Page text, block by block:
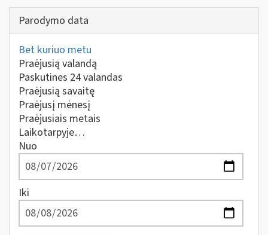
Parodymo data
Bet kuriuo metu
Praėjusią valandą
Paskutines 24 valandas
Praėjusią savaitę
Praėjusį mėnesį
Praėjusiais metais
Laikotarpyje…
Nuo
Iki